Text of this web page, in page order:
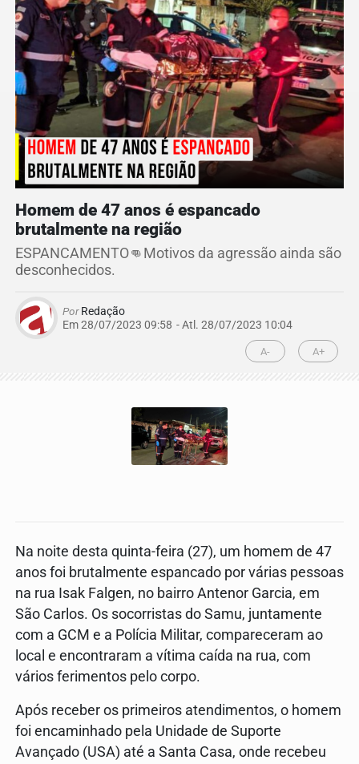
Homem de 47 anos é espancado
brutalmente na região
ESPANCAMENTO👊Motivos da agressão ainda são
desconhecidos.
PorRedação
Em 28/07/2023 09:58 - Atl. 28/07/2023 10:04
A- A+
Na noite desta quinta-feira (27), um homem de 47
anos foi brutalmente espancado por várias pessoas
na rua Isak Falgen, no bairro Antenor Garcia, em
São Carlos. Os socorristas do Samu, juntamente
com a GCM e a Polícia Militar, compareceram ao
local e encontraram a vítima caída na rua, com
vários ferimentos pelo corpo.
Após receber os primeiros atendimentos, o homem
foi encaminhado pela Unidade de Suporte
Avançado (USA) até a Santa Casa, onde recebeu